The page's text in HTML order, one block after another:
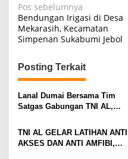
N
a
v
i
g
a
s
i
p
Pos sebelumnya
Bendungan Irigasi di Desa
Mekarasih, Kecamatan
Simpenan Sukabumi Jebol
Posting Terkait
Lanal Dumai Bersama Tim
Satgas Gabungan TNI AL,
Penyelundupan 200 Ton
Arang Bakau di Perairan
Kepulauan Meranti
TNI AL GELAR LATIHAN ANTI
AKSES DAN ANTI AMFIBI,